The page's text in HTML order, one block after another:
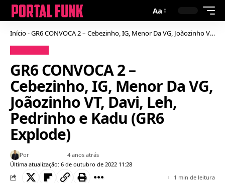
Aa
Início-GR6 CONVOCA 2 – Cebezinho, IG, Menor Da VG, Joãozinho VT, Davi, Leh, Pedrinho e Kadu (GR6 Explode)
GR6 CONVOCA 2 –
Cebezinho, IG, Menor Da VG,
Joãozinho VT, Davi, Leh,
Pedrinho e Kadu (GR6
Explode)
Última atualização: 6 de outubro de 2022 11:28
Por Bruno Gabriel4 anos atrás
1 min de leitura